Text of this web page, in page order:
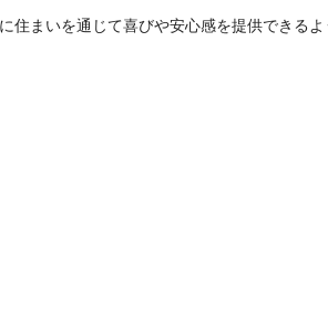
まいを通じて喜びや安心感を提供できる